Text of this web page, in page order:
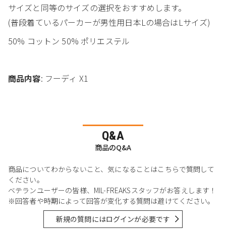
サイズと同等のサイズの選択をおすすめします。
(普段着ているパーカーが男性用日本Lの場合はLサイズ)
50% コットン 50% ポリエステル
商品内容: フーディ X1
Q&A
商品のQ&A
商品についてわからないこと、気になることはこちらで質問して
ください。
ベテランユーザーの皆様、MIL-FREAKSスタッフがお答えします！
※回答者や時期によって回答が変化する質問は避けてください。
新規の質問にはログインが必要です